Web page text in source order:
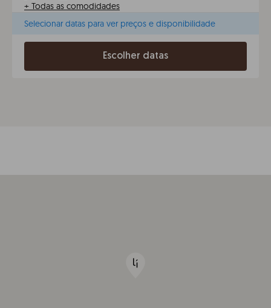
+ Todas as comodidades
Selecionar datas para ver preços e disponibilidade
Escolher datas